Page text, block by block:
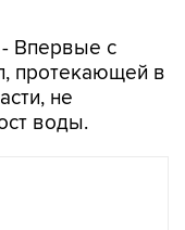
- Впервые с
протекающей в
не
воды.